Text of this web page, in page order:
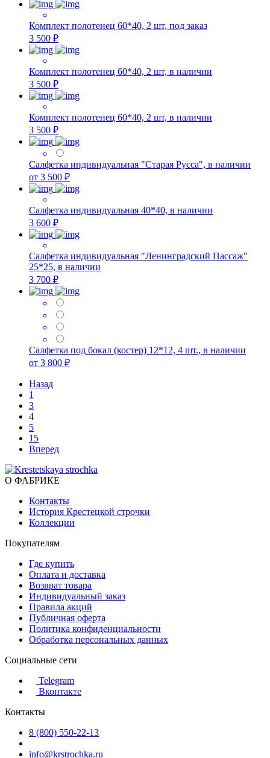
Комплект полотенец 60*40, 2 шт, под заказ
3 500 ₽
Комплект полотенец 60*40, 2 шт, в наличии
3 500 ₽
Комплект полотенец 60*40, 2 шт, в наличии
3 500 ₽
Салфетка индивидуальная "Старая Русса", в наличии
от 3 500 ₽
Салфетка индивидуальная 40*40, в наличии
3 600 ₽
Салфетка индивидуальная "Ленинградский Пассаж"
25*25, в наличии
3 700 ₽
Салфетка под бокал (костер) 12*12, 4 шт., в наличии
от 3 800 ₽
Назад
1
3
4
5
15
Вперед
О ФАБРИКЕ
Контакты
История Крестецкой строчки
Коллекции
Покупателям
Где купить
Оплата и доставка
Возврат товара
Индивидуальный заказ
Правила акций
Публичная оферта
Политика конфиденциальности
Обработка персональных данных
Социальные сети
Telegram
Вконтакте
Контакты
8 (800) 550-22-13
info@krstrochka.ru